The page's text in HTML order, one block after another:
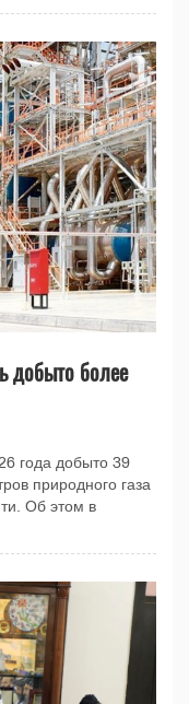
добыто более
года добыто 39
природного газа
Об этом в